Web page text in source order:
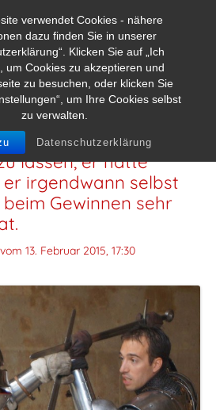
verwendet Cookies - nähere
dazu finden Sie in unserer
Klicken Sie auf „Ich
um Cookies zu akzeptieren und
zu besuchen, oder klicken Sie
um Ihre Cookies selbst
zu verwalten.
Datenschutzerklärung
besser jemanden in
lassen, er hätte
irgendwann selbst
Gewinnen sehr
13. Februar 2015, 17:30